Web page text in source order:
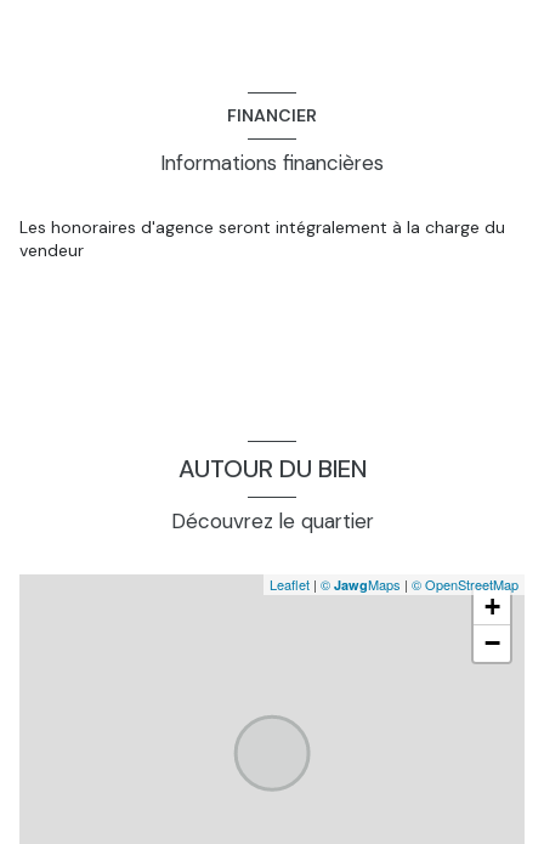
FINANCIER
Informations financières
Les honoraires d'agence seront intégralement à la charge du
vendeur
AUTOUR DU BIEN
Découvrez le quartier
+
−
Leaflet | © JawgMaps | © OpenStreetMap